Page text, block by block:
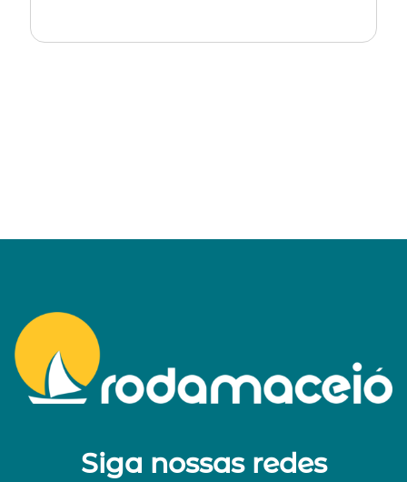
Siga nossas redes